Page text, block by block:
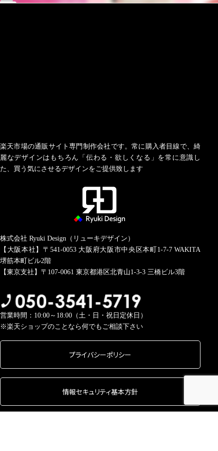
楽天市場の通販サイト専門制作会社です。常に購入者目線で、綺
麗なデザインはもちろん「伝わる・欲しくなる」を常に意識し
た、買う気にさせるデザインをご提供致します
株式会社 Ryuki Design（リューキデザイン）
【大阪本社】〒541-0053大阪府大阪市中央区本町1-7-7 WAKITA
堺筋本町ビル2階
【東京支社】〒107-0061 東京都港区北青山1-3-3 三橋ビル3階
営業時間：10:00～18:00（土・日・祝日定休日）
※楽天ショップのことなら何でもご相談下さい
プライバシーポリシー
情報セキュリティ基本方針